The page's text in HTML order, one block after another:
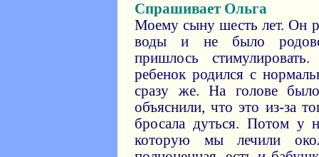
Спрашивает Ольга
Моему сыну шесть лет. Он
воды и не было
пришлось
ребенок родился с
сразу же. На голове
объяснили, что это из-за
бросала дуться. Потом у
которую мы лечили